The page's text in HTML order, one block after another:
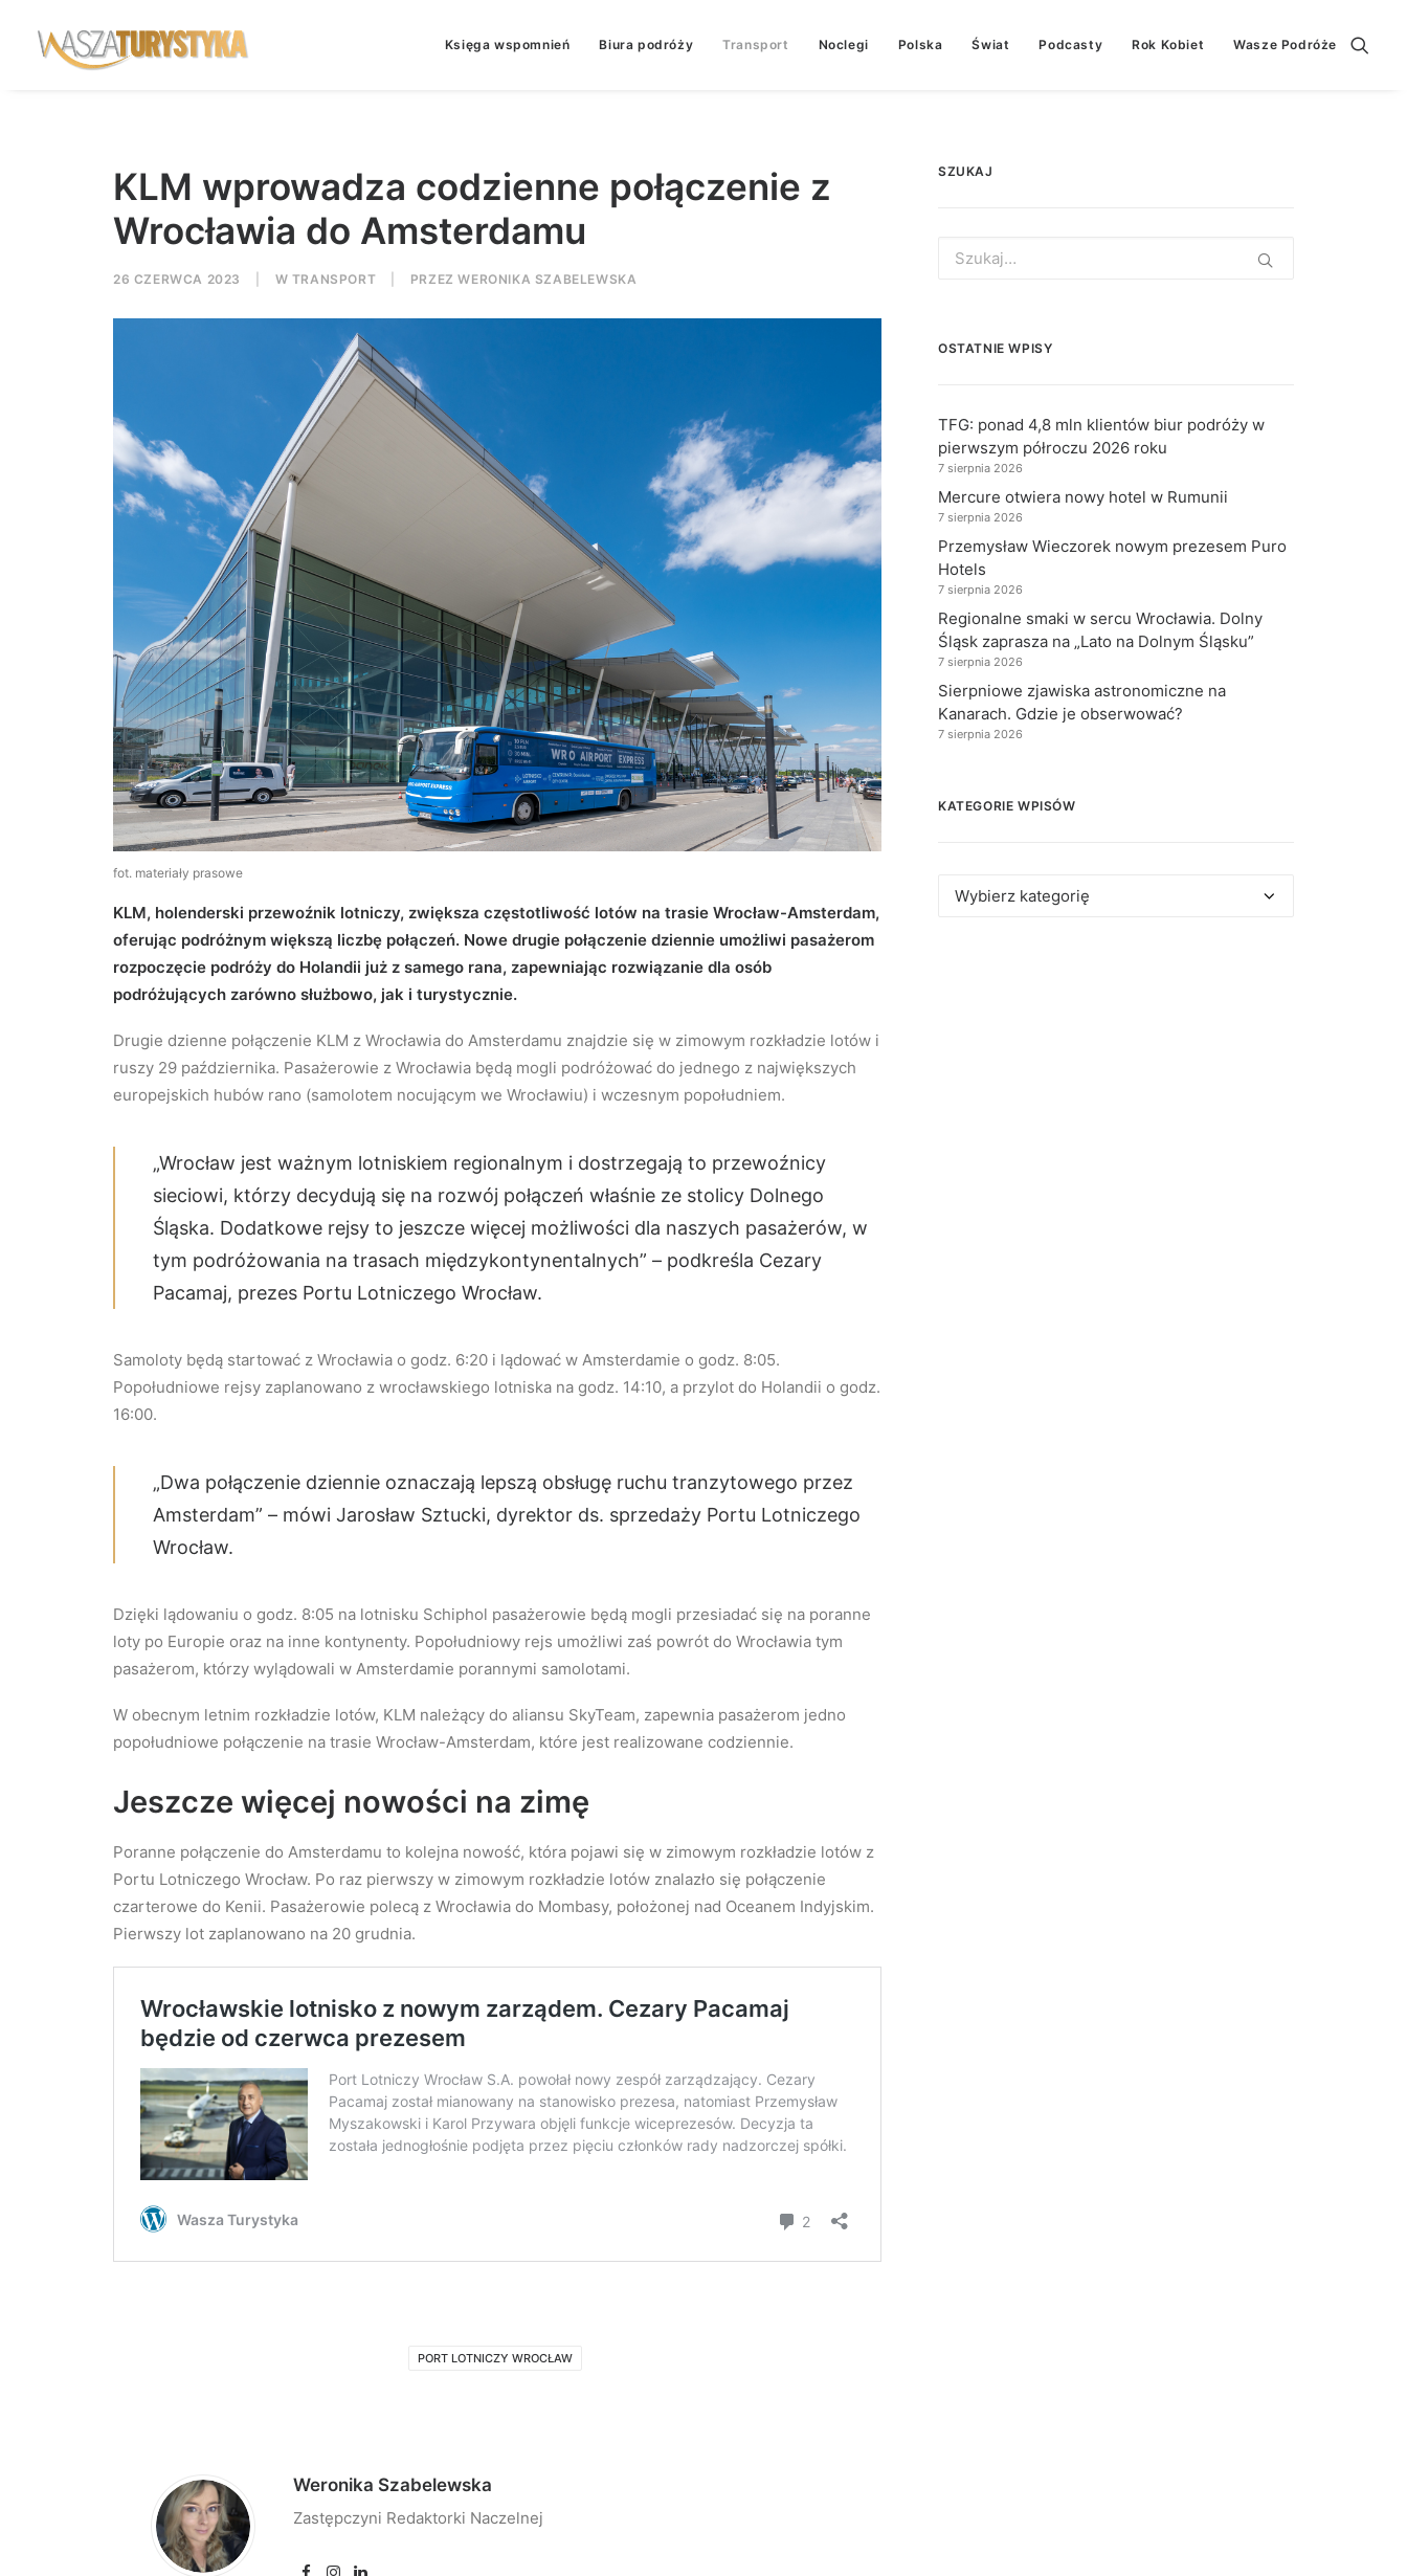
Księga wspomnień Biura podróży Transport Noclegi Polska Świat Podcasty Rok Kobiet Wasze Podróże
KLM wprowadza codzienne połączenie z
Wrocławia do Amsterdamu
26 CZERWCA 2023 W TRANSPORT PRZEZWERONIKA SZABELEWSKA
fot. materiały prasowe
KLM, holenderski przewoźnik lotniczy, zwiększa częstotliwość lotów na trasie Wrocław-Amsterdam,
oferując podróżnym większą liczbę połączeń. Nowe drugie połączenie dziennie umożliwi pasażerom
rozpoczęcie podróży do Holandii już z samego rana, zapewniając rozwiązanie dla osób
podróżujących zarówno służbowo, jak i turystycznie.
Drugie dzienne połączenie KLM z Wrocławia do Amsterdamu znajdzie się w zimowym rozkładzie lotów i
ruszy 29 października. Pasażerowie z Wrocławia będą mogli podróżować do jednego z największych
europejskich hubów rano (samolotem nocującym we Wrocławiu) i wczesnym popołudniem.
„Wrocław jest ważnym lotniskiem regionalnym i dostrzegają to przewoźnicy
sieciowi, którzy decydują się na rozwój połączeń właśnie ze stolicy Dolnego
Śląska. Dodatkowe rejsy to jeszcze więcej możliwości dla naszych pasażerów, w
tym podróżowania na trasach międzykontynentalnych” – podkreśla Cezary
Pacamaj, prezes Portu Lotniczego Wrocław.
Samoloty będą startować z Wrocławia o godz. 6:20 i lądować w Amsterdamie o godz. 8:05.
Popołudniowe rejsy zaplanowano z wrocławskiego lotniska na godz. 14:10, a przylot do Holandii o godz.
16:00.
„Dwa połączenie dziennie oznaczają lepszą obsługę ruchu tranzytowego przez
Amsterdam” – mówi Jarosław Sztucki, dyrektor ds. sprzedaży Portu Lotniczego
Wrocław.
Dzięki lądowaniu o godz. 8:05 na lotnisku Schiphol pasażerowie będą mogli przesiadać się na poranne
loty po Europie oraz na inne kontynenty. Popołudniowy rejs umożliwi zaś powrót do Wrocławia tym
pasażerom, którzy wylądowali w Amsterdamie porannymi samolotami.
W obecnym letnim rozkładzie lotów, KLM należący do aliansu SkyTeam, zapewnia pasażerom jedno
popołudniowe połączenie na trasie Wrocław-Amsterdam, które jest realizowane codziennie.
Jeszcze więcej nowości na zimę
Poranne połączenie do Amsterdamu to kolejna nowość, która pojawi się w zimowym rozkładzie lotów z
Portu Lotniczego Wrocław. Po raz pierwszy w zimowym rozkładzie lotów znalazło się połączenie
czarterowe do Kenii. Pasażerowie polecą z Wrocławia do Mombasy, położonej nad Oceanem Indyjskim.
Pierwszy lot zaplanowano na 20 grudnia.
PORT LOTNICZY WROCŁAW
Weronika Szabelewska
Zastępczyni Redaktorki Naczelnej
SZUKAJ
for:
OSTATNIE WPISY
TFG: ponad 4,8 mln klientów biur podróży w
pierwszym półroczu 2026 roku
7 sierpnia 2026
Mercure otwiera nowy hotel w Rumunii
7 sierpnia 2026
Przemysław Wieczorek nowym prezesem Puro
Hotels
7 sierpnia 2026
Regionalne smaki w sercu Wrocławia. Dolny
Śląsk zaprasza na „Lato na Dolnym Śląsku”
7 sierpnia 2026
Sierpniowe zjawiska astronomiczne na
Kanarach. Gdzie je obserwować?
7 sierpnia 2026
KATEGORIE WPISÓW
Kategorie